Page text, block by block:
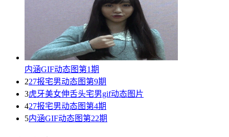
内涵GIF动态图第1期
227报宅男动态图第9期
3虎牙美女伸舌头宅男gif动态图片
427报宅男动态图第4期
5内涵GIF动态图第22期